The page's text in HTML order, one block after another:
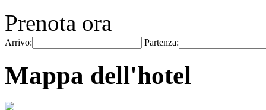
Prenota ora
Arrivo: Partenza:
Mappa dell'hotel